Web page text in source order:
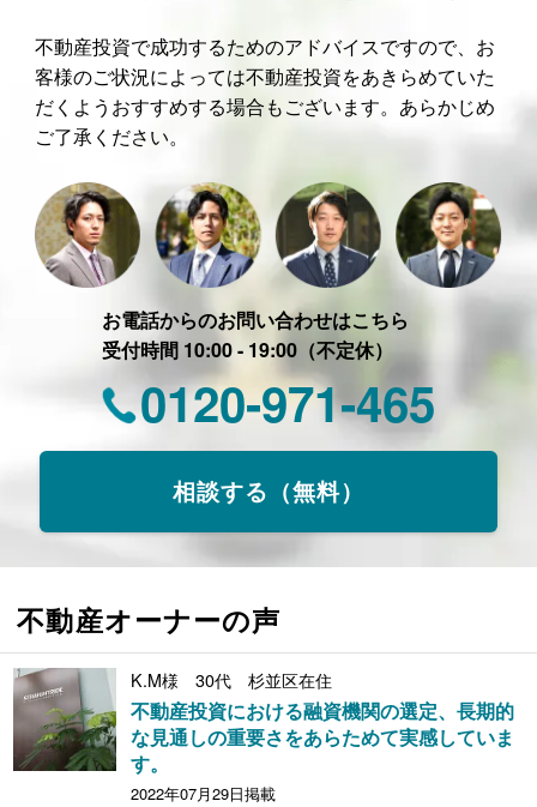
不動産投資で成功するためのアドバイスですので、お
客様のご状況によっては不動産投資をあきらめていた
だくようおすすめする場合もございます。あらかじめ
ご了承ください。
お電話からのお問い合わせはこちら
受付時間 10:00 - 19:00（不定休）
0120-971-465
相談する（無料）
不動産オーナーの声
K.M様 30代 杉並区在住
不動産投資における融資機関の選定、長期的
な見通しの重要さをあらためて実感していま
す。
2022年07月29日掲載